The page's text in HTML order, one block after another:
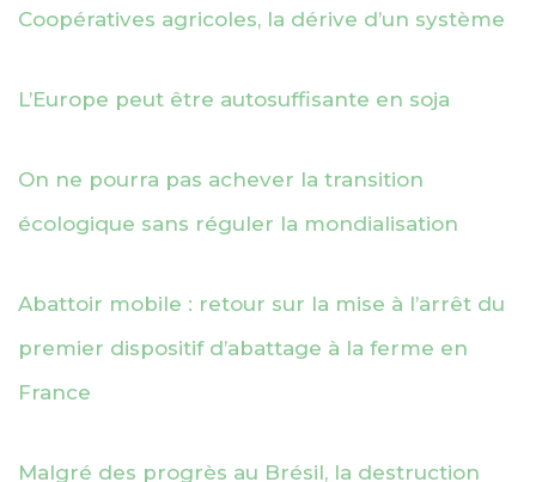
Coopératives agricoles, la dérive d’un système
L’Europe peut être autosuffisante en soja
On ne pourra pas achever la transition
écologique sans réguler la mondialisation
Abattoir mobile : retour sur la mise à l’arrêt du
premier dispositif d’abattage à la ferme en
France
Malgré des progrès au Brésil, la destruction